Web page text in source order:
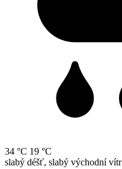
34 °C 19 °C
slabý déšť, slabý východní vítr